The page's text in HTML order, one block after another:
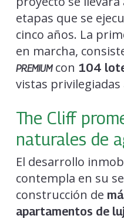
etapas que se
cinco años. La
en marcha,
PREMIUMcon 104
vistas privilegiadas
The Cliff
naturales de
El desarrollo
contempla en su
construcción de
apartamentos de